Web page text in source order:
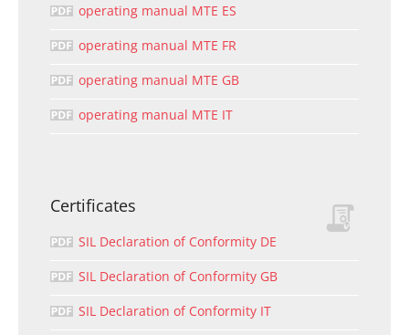
operating manual MTE ES
operating manual MTE FR
operating manual MTE GB
operating manual MTE IT
Certificates
SIL Declaration of Conformity DE
SIL Declaration of Conformity GB
SIL Declaration of Conformity IT